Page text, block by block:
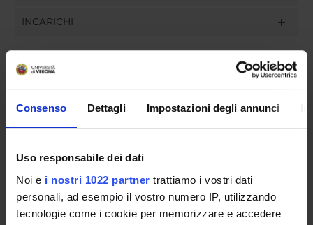
Consenso Dettagli Impostazioni degli annunci
Uso responsabile dei dati
Noi e i nostri 1022 partner trattiamo i vostri dati
personali, ad esempio il vostro numero IP, utilizzando
tecnologie come i cookie per memorizzare e accedere
INCARICHI
GOVERNANCE
COMMISSIONI
UFFICI E STRUTTURE DI SERVIZIO
SERVIZI DI SEGRETERIA STUDENTI